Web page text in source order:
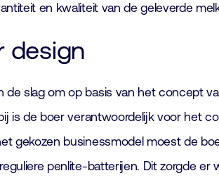
en kwaliteit van de geleverde
design
de slag om op basis van het concept
is de boer verantwoordelijk voor het
gekozen businessmodel moest de
penlite-batterijen. Dit zorgde